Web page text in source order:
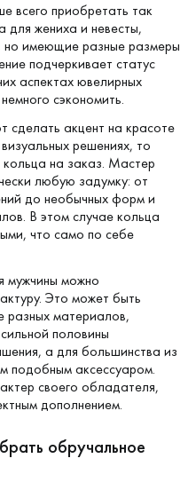
всего приобретать так
для жениха и невесты,
но имеющие разные размеры
подчеркивает статус
аспектах ювелирных
сэкономить.
сделать акцент на красоте
решениях, то
на заказ. Мастер
любую задумку: от
до необычных форм и
В этом случае кольца
что само по себе
мужчины можно
Это может быть
разных материалов,
половины
а для большинства из
подобным аксессуаром.
своего обладателя,
дополнением.
обручальное